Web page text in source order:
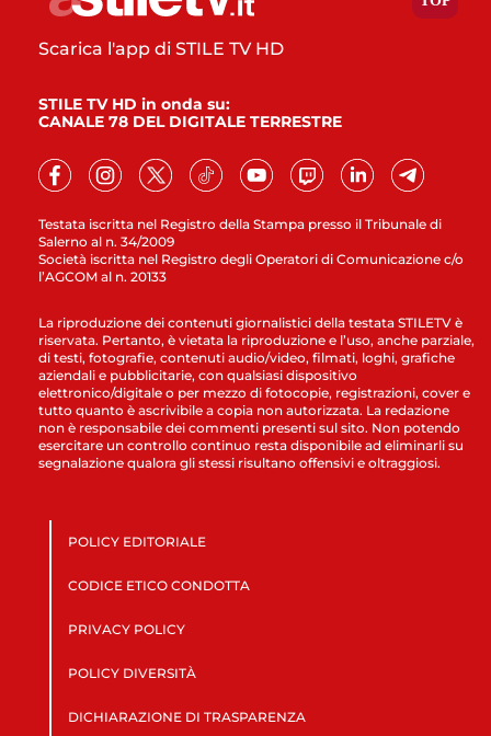
Testata iscritta nel Registro della Stampa presso il Tribunale di
Salerno al n. 34/2009
Società iscritta nel Registro degli Operatori di Comunicazione c/o
l’AGCOM al n. 20133
Scarica l'app di STILE TV HD
STILE TV HD in onda su:
CANALE 78 DEL DIGITALE TERRESTRE
La riproduzione dei contenuti giornalistici della testata STILETV è
riservata. Pertanto, è vietata la riproduzione e l’uso, anche parziale,
di testi, fotografie, contenuti audio/video, filmati, loghi, grafiche
aziendali e pubblicitarie, con qualsiasi dispositivo
elettronico/digitale o per mezzo di fotocopie, registrazioni, cover e
tutto quanto è ascrivibile a copia non autorizzata. La redazione
non è responsabile dei commenti presenti sul sito. Non potendo
esercitare un controllo continuo resta disponibile ad eliminarli su
segnalazione qualora gli stessi risultano offensivi e oltraggiosi.
POLICY EDITORIALE
CODICE ETICO CONDOTTA
PRIVACY POLICY
POLICY DIVERSITÀ
DICHIARAZIONE DI TRASPARENZA